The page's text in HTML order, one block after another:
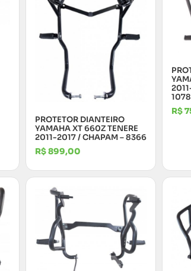
PROTETOR DIANTEIRO
YAMAHA XT 660Z TENERE
2011-2017 / CHAPAM – 8366
R$899,00
R$